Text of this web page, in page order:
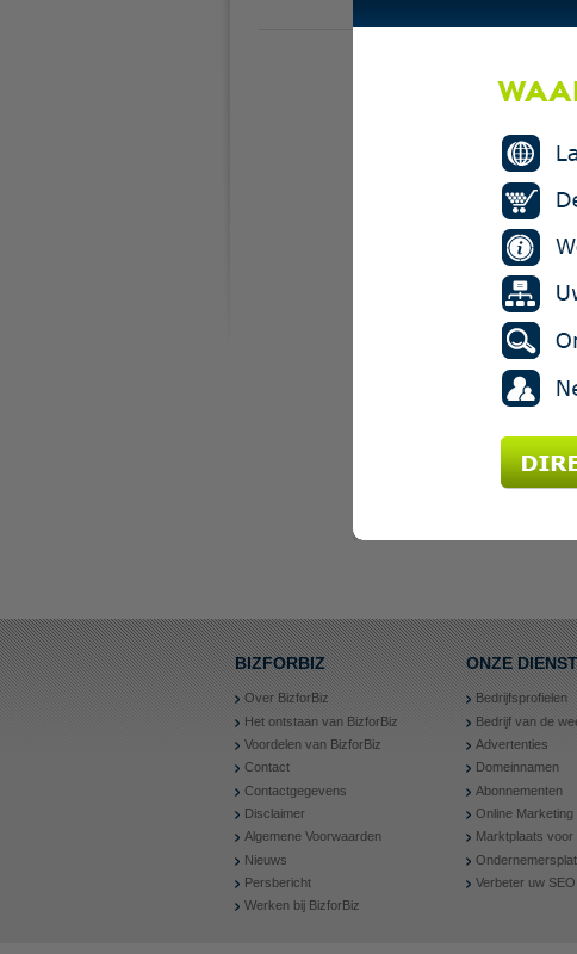
BIZFORBIZ
Over BizforBiz
Het ontstaan van BizforBiz
Voordelen van BizforBiz
Contact
Contactgegevens
Disclaimer
Algemene Voorwaarden
Nieuws
Persbericht
Werken bij BizforBiz
ONZE
Bedrijfsprofielen
Bedrijf van de
Advertenties
Domeinnamen
Abonnementen
Online Marketing
Marktplaats voor
Verbeter uw SEO